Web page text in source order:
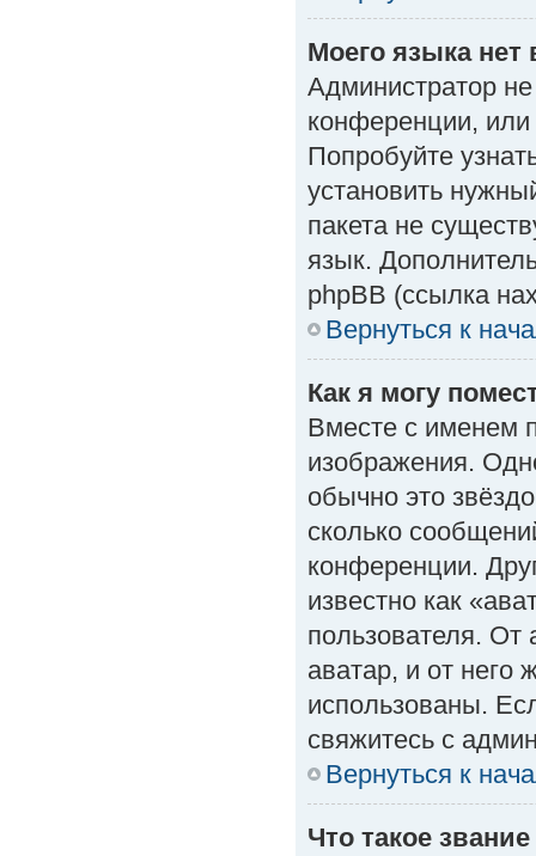
Моего языка нет
Администратор
конференции,
Попробуйте
установить
пакета не
язык.
phpBB (ссылка
Вернуться к
Как я могу
Вместе с именем
изображения.
обычно это
сколько
конференции.
известно как
пользователя. От
аватар, и от него
использованы.
свяжитесь с
Вернуться к
Что такое